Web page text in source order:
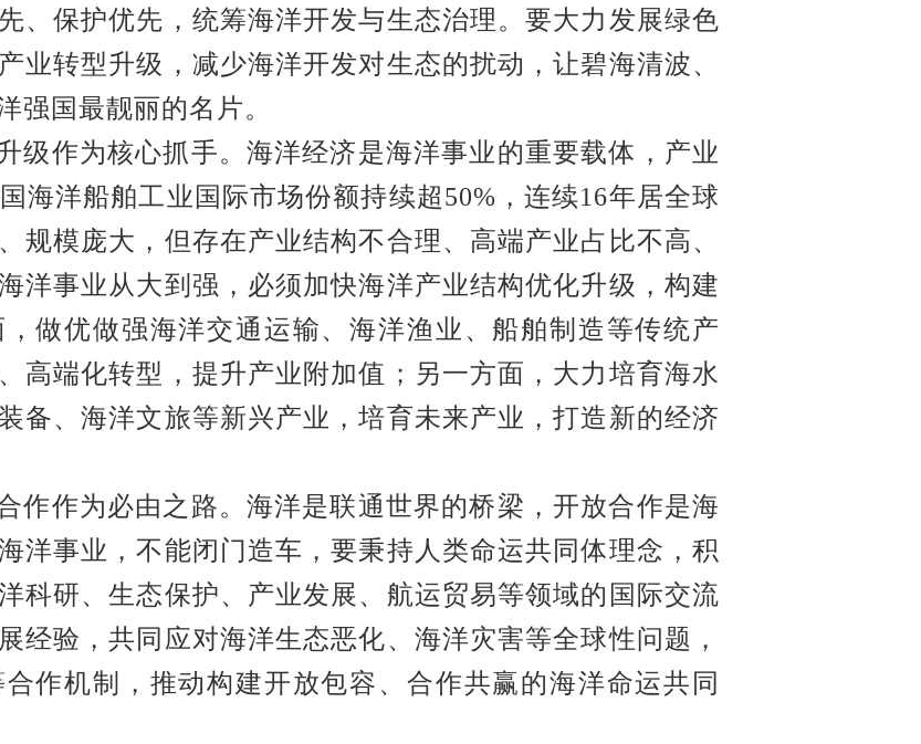
、保护优先，统筹海洋开发与生态治理。要大力发展绿色
业转型升级，减少海洋开发对生态的扰动，让碧海清波、
强国最靓丽的名片。
级作为核心抓手。 海洋经济是海洋事业的重要载体，产业
海洋船舶工业国际市场份额持续超50%，连续16年居全球
规模庞大，但存在产业结构不合理、高端产业占比不高、
洋事业从大到强，必须加快海洋产业结构优化升级，构建
做优做强海洋交通运输、海洋渔业、船舶制造等传统产
高端化转型，提升产业附加值；另一方面，大力培育海水
备、海洋文旅等新兴产业，培育未来产业，打造新的经济
作作为必由之路。 海洋是联通世界的桥梁，开放合作是海
洋事业，不能闭门造车，要秉持人类命运共同体理念，积
科研、生态保护、产业发展、航运贸易等领域的国际交流
经验，共同应对海洋生态恶化、海洋灾害等全球性问题，
作机制，推动构建开放包容、合作共赢的海洋命运共同